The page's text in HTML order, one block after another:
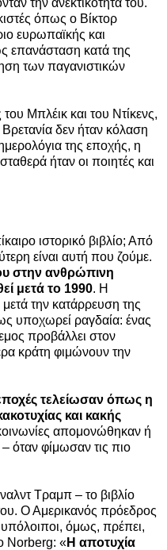
όπως ο Βίκτορ
ευρωπαϊκής και
επανάσταση κατά της
των παγανιστικών
Μπλέικ και του Ντίκενς,
δεν ήταν κόλαση
της εποχής, η
ήταν οι ποιητές και
ιστορικό βιβλίο; Από
είναι αυτή που ζούμε.
στην ανθρώπινη
μετά το 1990. Η
την κατάρρευση της
υποχωρεί ραγδαία: ένας
προβάλλει στον
κράτη φιμώνουν την
τελείωσαν όπως η
και κακής
απομονώθηκαν ή
όταν φίμωσαν τις πιο
Τραμπ – το βιβλίο
Ο Αμερικανός πρόεδρος
υπόλοιποι, όμως, πρέπει,
Norberg: «Η αποτυχία